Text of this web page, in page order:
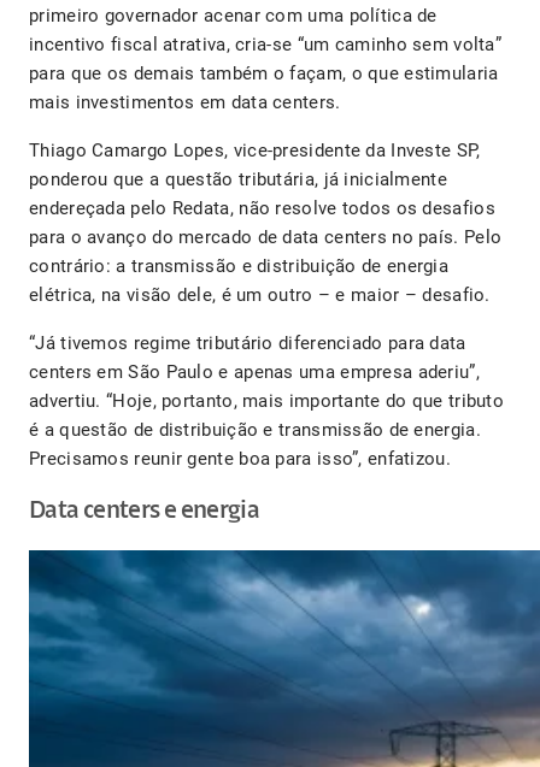
primeiro governador acenar com uma política de
incentivo fiscal atrativa, cria-se “um caminho sem volta”
para que os demais também o façam, o que estimularia
mais investimentos em data centers.
Thiago Camargo Lopes, vice-presidente da Investe SP,
ponderou que a questão tributária, já inicialmente
endereçada pelo Redata, não resolve todos os desafios
para o avanço do mercado de data centers no país. Pelo
contrário: a transmissão e distribuição de energia
elétrica, na visão dele, é um outro – e maior – desafio.
“Já tivemos regime tributário diferenciado para data
centers em São Paulo e apenas uma empresa aderiu”,
advertiu. “Hoje, portanto, mais importante do que tributo
é a questão de distribuição e transmissão de energia.
Precisamos reunir gente boa para isso”, enfatizou.
Data centers e energia